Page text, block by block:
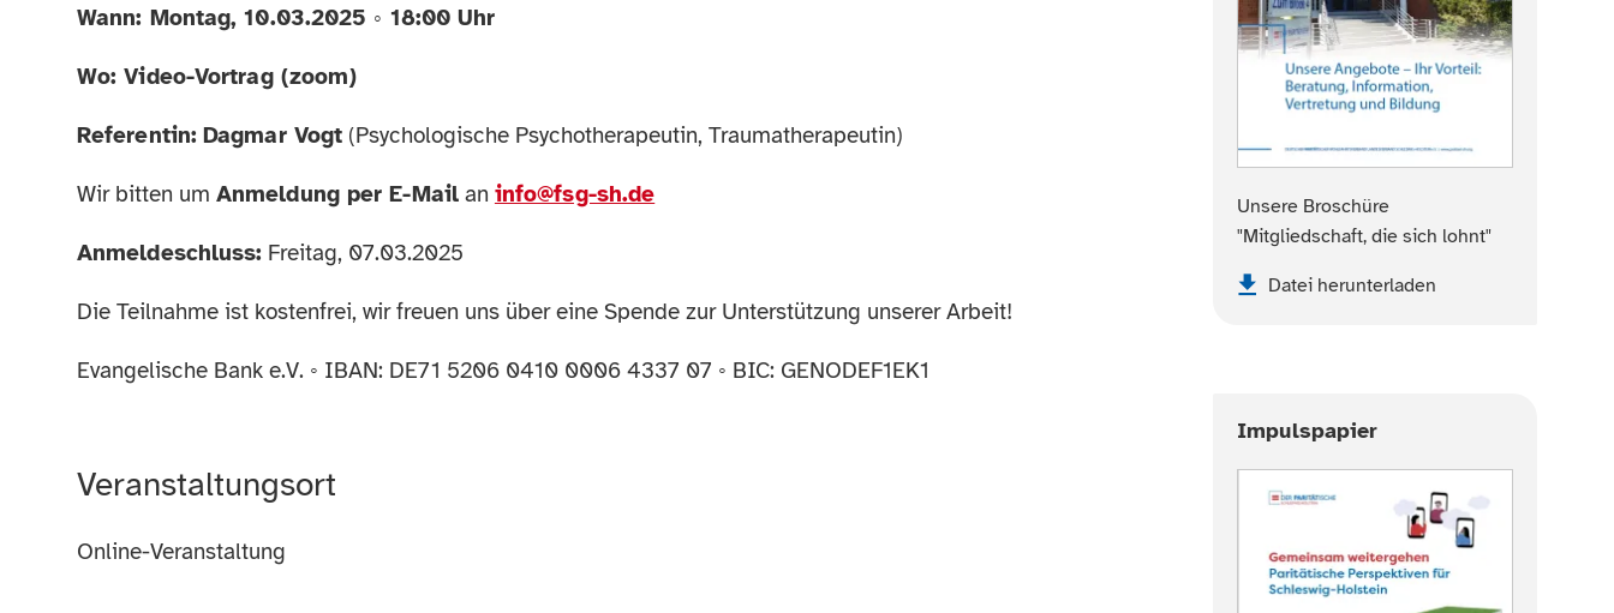
Wann: Montag, 10.03.2025 ◦ 18:00 Uhr
Wo: Video-Vortrag (zoom)
Referentin: Dagmar Vogt (Psychologische Psychotherapeutin, Traumatherapeutin)
Wir bitten um Anmeldung per E-Mailan info@fsg-sh.de
Anmeldeschluss: Freitag, 07.03.2025
Die Teilnahme ist kostenfrei, wir freuen uns über eine Spende zur Unterstützung unserer Arbeit!
Evangelische Bank e.V. ◦ IBAN: DE71 5206 0410 0006 4337 07 ◦ BIC: GENODEF1EK1
Veranstaltungsort
Online-Veranstaltung
Unsere Broschüre
"Mitgliedschaft, die sich lohnt"
Datei herunterladen
Impulspapier